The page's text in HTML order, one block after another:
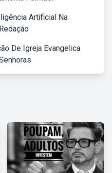
Artificial Na
De Igreja Evangelica